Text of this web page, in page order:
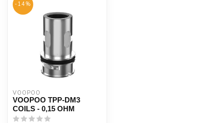
-14%
VOOPOO
VOOPOO TPP-DM3
COILS - 0,15 OHM